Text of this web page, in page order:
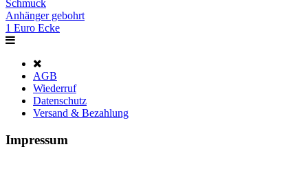
Schmuck
Anhänger gebohrt
1 Euro Ecke
AGB
Wiederruf
Datenschutz
Versand & Bezahlung
Impressum